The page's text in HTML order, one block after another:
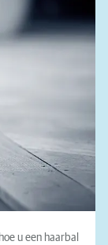
u een haarbal